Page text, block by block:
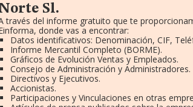
Sl.
través del informe gratuito que te
donde vas a encontrar:
Datos identificativos: Denominación, CIF,
Informe Mercantil Completo (BORME).
Gráficos de Evolución Ventas y Empleados.
Consejo de Administración y Administradores.
Directivos y Ejecutivos.
Accionistas.
Participaciones y Vinculaciones en otras